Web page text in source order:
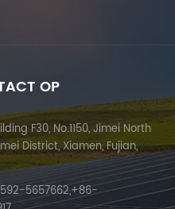
OP
F30, No.1150, Jimei North
District, Xiamen, Fujian,
5657662,+86-